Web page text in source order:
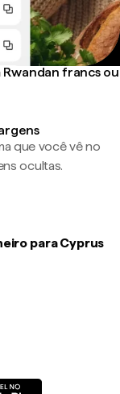
Rwandan francs ou
que você vê no
ocultas.
para Cyprus